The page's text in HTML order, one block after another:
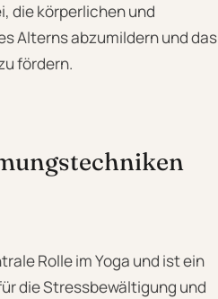
die körperlichen und
Alterns abzumildern und das
fördern.
Rolle im Yoga und ist ein
die Stressbewältigung und